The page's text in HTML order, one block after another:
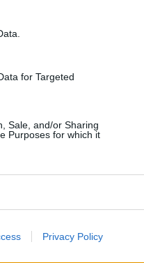
for Targeted
Sale, and/or Sharing
Purposes for which it
Privacy Policy
erre